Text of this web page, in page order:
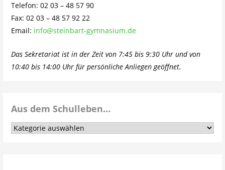
Telefon: 02 03 – 48 57 90
Fax: 02 03 – 48 57 92 22
Email: info@steinbart-gymnasium.de
Das Sekretariat ist in der Zeit von 7:45 bis 9:30 Uhr und von
10:40 bis 14:00 Uhr für persönliche Anliegen geöffnet.
Aus dem Schulleben…
Aus